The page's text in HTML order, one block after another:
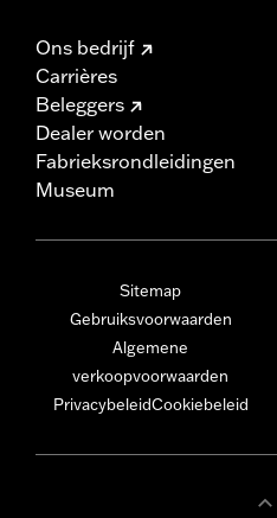
Ons bedrijf
Carrières
Beleggers
Dealer worden
Fabrieksrondleidingen
Museum
Sitemap
Gebruiksvoorwaarden
Algemene
verkoopvoorwaarden
PrivacybeleidCookiebeleid